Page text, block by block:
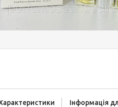
Інформація